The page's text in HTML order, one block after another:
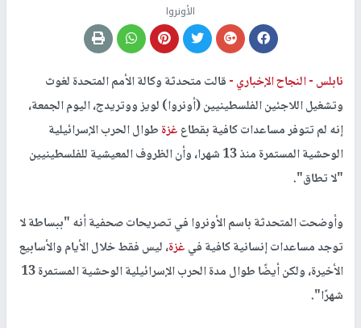
الأونروا
نابلس -النجاح الإخباري -قالت متحدثة وكالة الأمم المتحدة لغوث
وتشغيل اللاجئين الفلسطينيين (أونروا) لويز ووتريدج، اليوم الجمعة،
إنه لم تتوفر مساعدات كافية بقطاعغزةطوال الحرب الإسرائيلية
الوحشية المستمرة منذ 13 شهرا، وأن الظروف المعيشية للفلسطينيين
"لا تطاق".
وأوضحت المتحدثة باسم الأونروا في تصريحات صحفية أنه "ببساطة لا
توجد مساعدات إنسانية كافية فيغزة، ليس فقط خلال الأيام والأسابيع
الأخيرة، ولكن أيضًا طوال مدة الحرب الإسرائيلية الوحشية المستمرة 13
شهرًا".